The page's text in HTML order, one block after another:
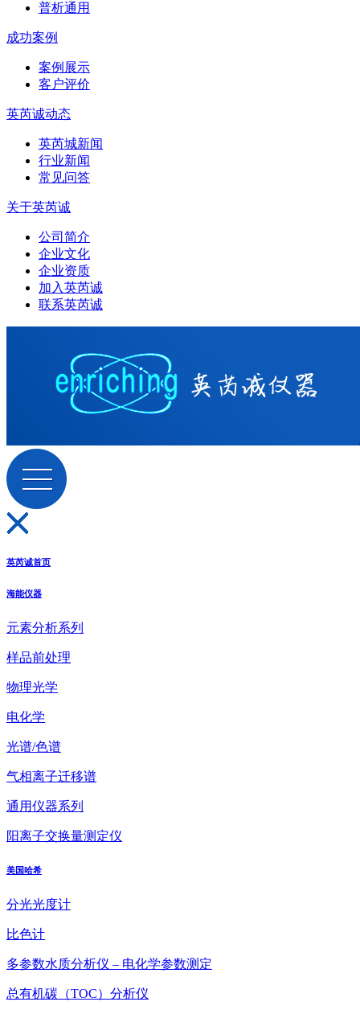
普析通用
成功案例
案例展示
客户评价
英芮诚动态
英芮城新闻
行业新闻
常见问答
关于英芮诚
公司简介
企业文化
企业资质
加入英芮诚
联系英芮诚
英芮诚首页
海能仪器
元素分析系列
样品前处理
物理光学
电化学
光谱/色谱
气相离子迁移谱
通用仪器系列
阳离子交换量测定仪
美国哈希
分光光度计
比色计
多参数水质分析仪 – 电化学参数测定
总有机碳（TOC）分析仪